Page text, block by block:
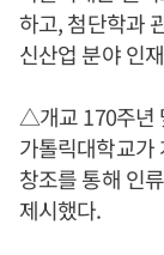
하고, 첨단학과
신산업 분야 인
△개교 170주년
가톨릭대학교가
창조를 통해 인
제시했다.